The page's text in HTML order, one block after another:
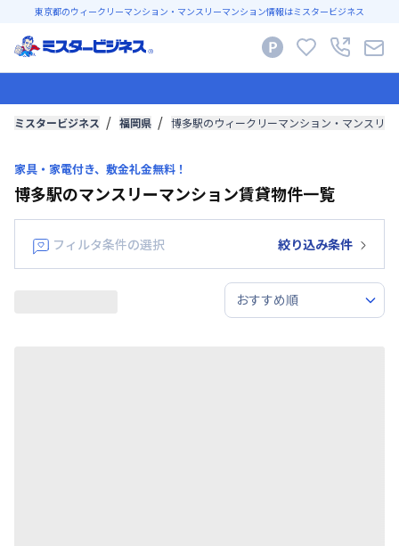
東京都のウィークリーマンション・マンスリーマンション情報はミスタービジネス
ミスタービジネス 福岡県 博多駅のウィークリーマンション・マンスリ
家具・家電付き、敷金礼金無料！
博多駅のマンスリーマンション賃貸物件一覧
フィルタ条件の選択 絞り込み条件